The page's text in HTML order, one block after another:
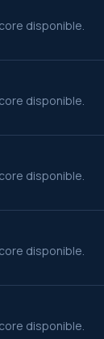
disponible.
disponible.
disponible.
disponible.
disponible.